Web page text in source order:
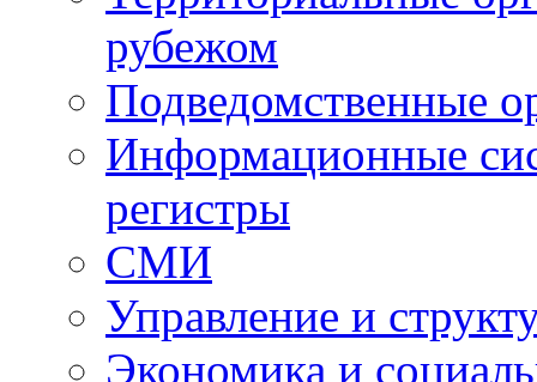
рубежом
Подведомственные
Информационные
регистры
СМИ
Управление и
Экономика и